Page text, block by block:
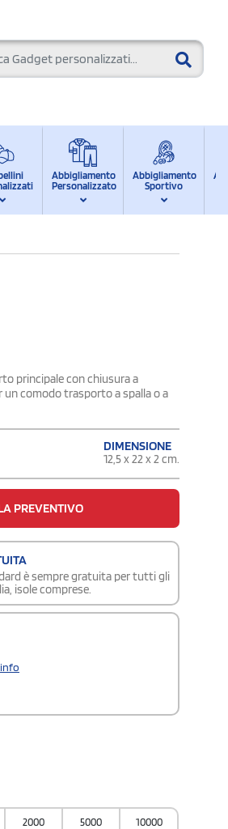
Abbigliamento
Personalizzato
Abbigliamento
Sportivo
principale con chiusura a
comodo trasporto a spalla o a
DIMENSIONE
12,5 x 22 x 2 cm.
PREVENTIVO
è sempre gratuita per tutti gli
isole comprese.
info
2000 5000 10000